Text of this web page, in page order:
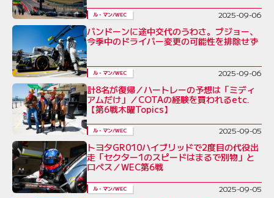
ル・マン/WEC 2025-09-06
バンドーンに途中交代のうわさ。プジョー、
今季中のドライバー変更の可能性を排除せず
ル・マン/WEC 2025-09-06
計8名が復帰／ハートレーの予想は「ミディ
アムだけ」／COTAの経験を買われるetc.
【第6戦木曜Topics】
ル・マン/WEC 2025-09-05
トヨタGR010ハイブリッドで2度目の代役出
走「セクター1のスピードはまるで別物」と
ロペス／WEC第6戦
ル・マン/WEC 2025-09-05